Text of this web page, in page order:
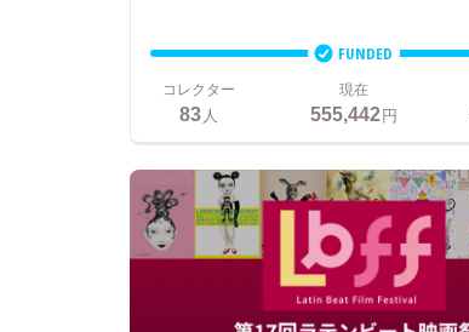
FUNDED
コレクター
83人
現在
555,442円